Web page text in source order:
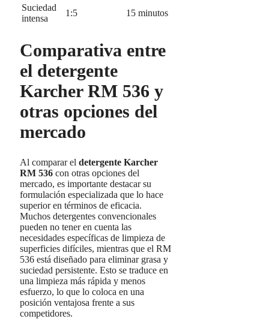
Suciedad
intensa
1:5 15 minutos
Comparativa entre
el detergente
Karcher RM 536 y
otras opciones del
mercado
Al comparar el detergente Karcher
RM 536 con otras opciones del
mercado, es importante destacar su
formulación especializada que lo hace
superior en términos de eficacia.
Muchos detergentes convencionales
pueden no tener en cuenta las
necesidades específicas de limpieza de
superficies difíciles, mientras que el RM
536 está diseñado para eliminar grasa y
suciedad persistente. Esto se traduce en
una limpieza más rápida y menos
esfuerzo, lo que lo coloca en una
posición ventajosa frente a sus
competidores.